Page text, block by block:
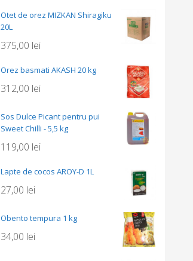
Otet de orez MIZKAN Shiragiku
20L
375,00 lei
Orez basmati AKASH 20 kg
312,00 lei
Sos Dulce Picant pentru pui
Sweet Chilli - 5,5 kg
119,00 lei
Lapte de cocos AROY-D 1L
27,00 lei
Obento tempura 1 kg
34,00 lei